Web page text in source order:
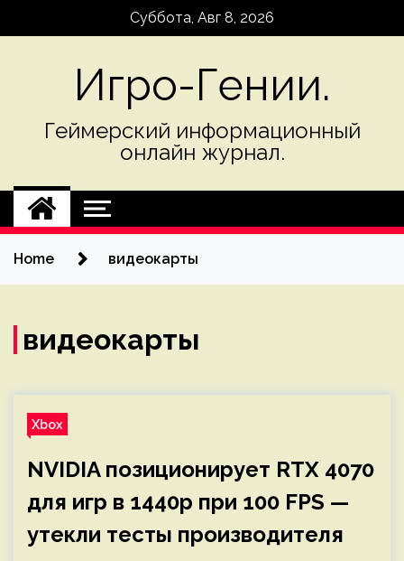
Суббота, Авг 8, 2026
Игро-Гении.
Геймерский информационный
онлайн журнал.
Home видеокарты
видеокарты
Xbox
NVIDIA позиционирует RTX 4070
для игр в 1440p при 100 FPS —
утекли тесты производителя